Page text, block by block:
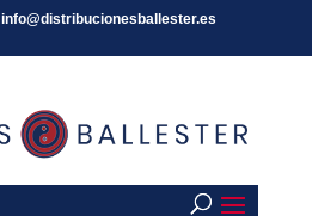
info@distribucionesballester.es